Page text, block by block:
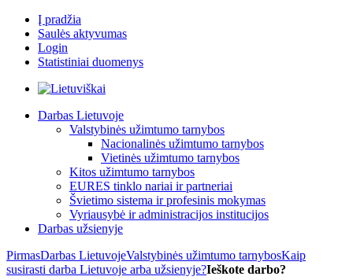
Į pradžia
Saulės aktyvumas
Login
Statistiniai duomenys
Darbas Lietuvoje
Valstybinės užimtumo tarnybos
Nacionalinės užimtumo tarnybos
Vietinės užimtumo tarnybos
Kitos užimtumo tarnybos
EURES tinklo nariai ir partneriai
Švietimo sistema ir profesinis mokymas
Vyriausybė ir administracijos institucijos
Darbas užsienyje
PirmasDarbas LietuvojeValstybinės užimtumo tarnybosKaip
susirasti darba Lietuvoje arba užsienyje?Ieškote darbo?